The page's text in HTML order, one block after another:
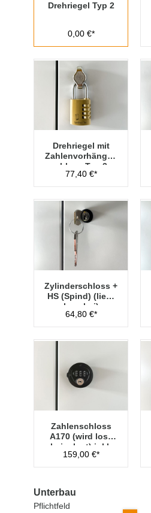
Drehriegel Typ 2
0,00 €*
Drehriegel mit
Zahlenvorhänges
chloss Typ 2
77,40 €*
Zylinderschloss +
HS (Spind) (liegt
lose bei)
64,80 €*
Zahlenschloss
A170 (wird lose
beigelegt) inkl.
Hauptschlüssel
159,00 €*
Unterbau
Pflichtfeld